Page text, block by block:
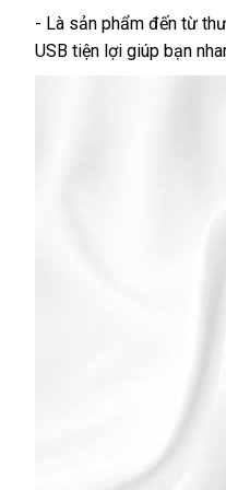
- Là sản phẩm đến từ
USB tiện lợi giúp bạn